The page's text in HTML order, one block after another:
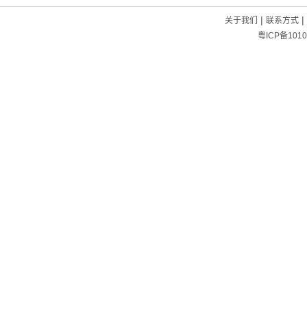
关于我们 | 联系方式|
粤ICP备